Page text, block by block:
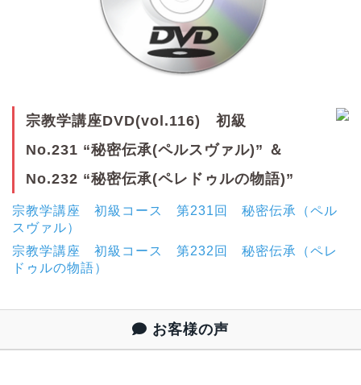
宗教学講座DVD(vol.116) 初級
No.231 “秘密伝承(ペルスヴァル)” ＆
No.232 “秘密伝承(ペレドゥルの物語)”
宗教学講座 初級コース 第231回 秘密伝承（ペル
スヴァル）
宗教学講座 初級コース 第232回 秘密伝承（ペレ
ドゥルの物語）
お客様の声